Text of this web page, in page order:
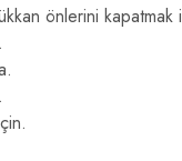
önlerini kapatmak